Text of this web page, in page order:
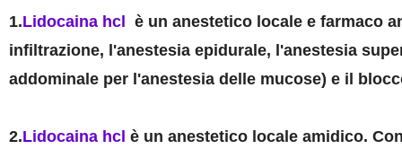
1.Lidocaina hcl
è un anestetico locale e farmaco
infiltrazione, l'anestesia epidurale, l'anestesia
addominale per l'anestesia delle mucose) e il
2.Lidocaina hcl è un anestetico locale amidico.